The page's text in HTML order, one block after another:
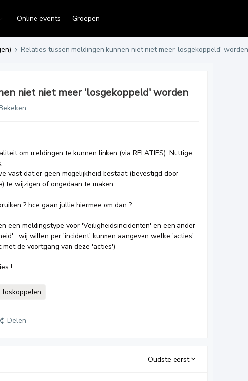
Online events Groepen
Relaties tussen meldingen kunnen niet niet meer 'losgekoppeld' worden
niet niet meer 'losgekoppeld' worden
om meldingen te kunnen linken (via RELATIES). Nuttige
vast dat er geen mogelijkheid bestaat (bevestigd door
te wijzigen of ongedaan te maken
? hoe gaan jullie hiermee om dan ?
een meldingstype voor 'Veiligheidsincidenten' en een ander
: wij willen per 'incident' kunnen aangeven welke 'acties'
de voortgang van deze 'acties')
!
loskoppelen
Delen
Oudste eerst